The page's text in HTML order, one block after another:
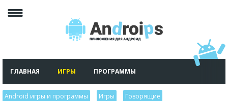
ГЛАВНАЯ ИГРЫ ПРОГРАММЫ
Android игры и программы Игры Говорящие